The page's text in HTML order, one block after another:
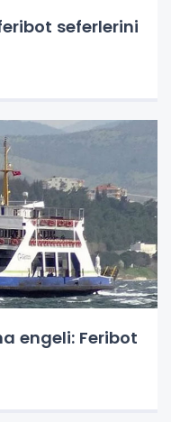
seferlerini
engeli: Feribot